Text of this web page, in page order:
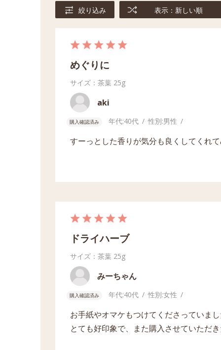
絞り込み 表示：新しい順
めぐりに
サイズ：茶葉 25g
aki
購入確認済み 年代:40代 性別:男性
すーっとした香りが気分も良くしてくれ
ドライハーブ
サイズ：茶葉 25g
みーちゃん
購入確認済み 年代:40代 性別:女性
お手紙やオマケもつけてくださっていま
とても好印象で、また購入させていただ